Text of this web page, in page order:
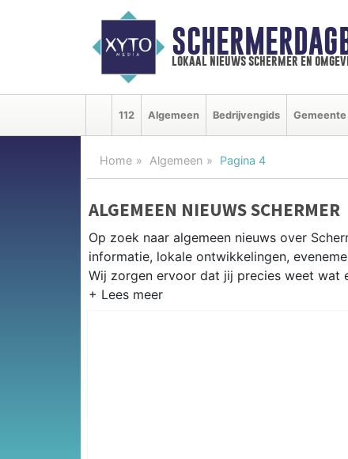
lokaal nieuws schermer en
112 Algemeen Bedrijvengids Gemeente
Home Algemeen Pagina 4
ALGEMEEN NIEUWS SCHERMER
Op zoek naar algemeen nieuws over
informatie, lokale ontwikkelingen,
Wij zorgen ervoor dat jij precies weet wat
PRAKTISCHE INFORMATIE
Van werkzaamheden aan de
de Schermer en het weersbericht voor de